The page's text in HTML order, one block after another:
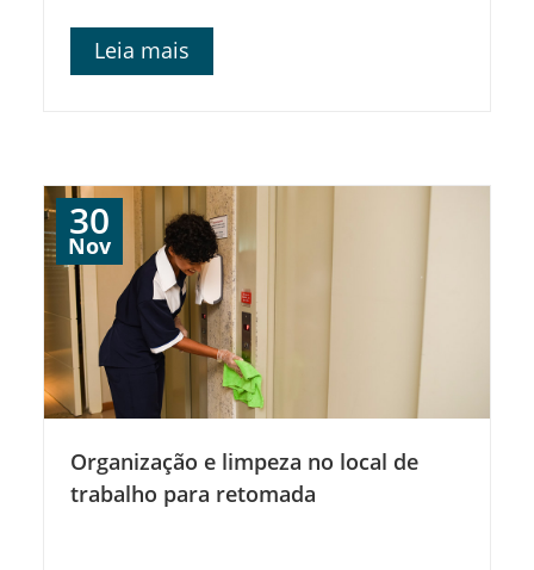
Leia mais
30
Nov
Organização e limpeza no local de
trabalho para retomada